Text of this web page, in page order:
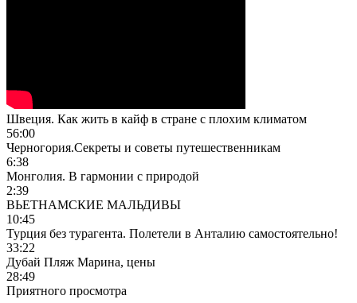
Швеция. Как жить в кайф в стране с плохим климатом
56:00
Черногория.Секреты и советы путешественникам
6:38
Монголия. В гармонии с природой
2:39
ВЬЕТНАМСКИЕ МАЛЬДИВЫ
10:45
Турция без турагента. Полетели в Анталию самостоятельно!
33:22
Дубай Пляж Марина, цены
28:49
Приятного просмотра